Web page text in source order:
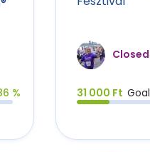
%
Closed
31 000 Ft Goal